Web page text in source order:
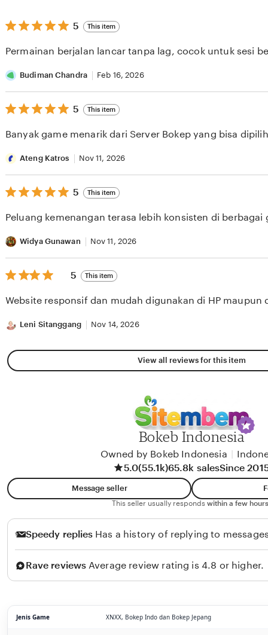
5
out
5
5 This item
Permainan berjalan lancar tanpa lag, cocok untuk sesi
Budiman Chandra Feb 16, 2026
5
out
5
5 This item
Banyak game menarik dari Server Bokep yang bisa
Ateng Katros Nov 11, 2026
5
out
5
5 This item
Peluang kemenangan terasa lebih konsisten di berbagai
Widya Gunawan Nov 11, 2026
5
out
5
5 This item
Website responsif dan mudah digunakan di HP maupun
Leni Sitanggang Nov 14, 2026
View all reviews for this item
Bokeb Indonesia
Owned by Bokeb Indonesia
5.0(55.1k)65.8k salesSince
Message seller
This seller usually responds within a few
Speedy replies Has a history of replying to
Rave reviews Average review rating is 4.8 or higher.
Jenis Game XNXX, Bokep Indo dan Bokep Jepang